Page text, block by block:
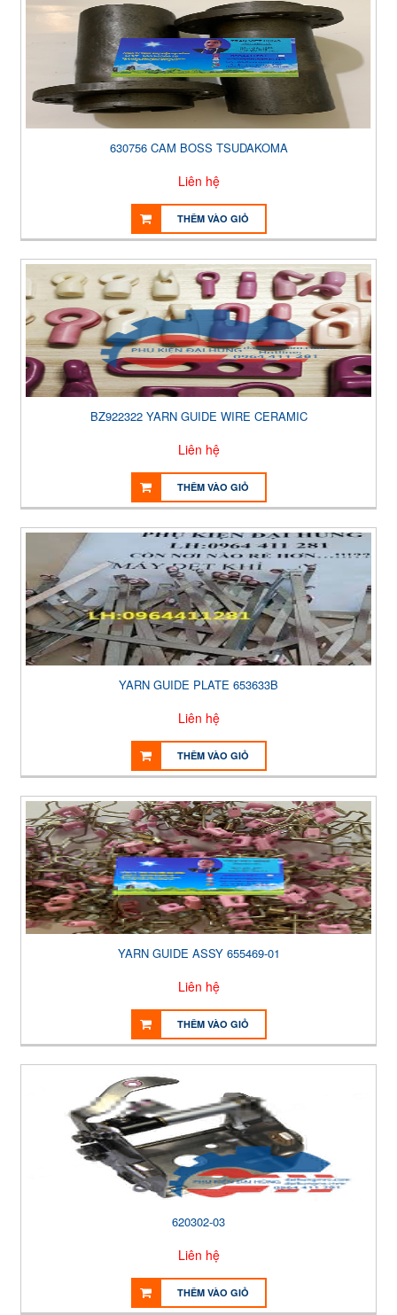
630756 CAM BOSS TSUDAKOMA
Liên hệ
THÊM VÀO GIỎ
BZ922322 YARN GUIDE WIRE CERAMIC
Liên hệ
THÊM VÀO GIỎ
YARN GUIDE PLATE 653633B
Liên hệ
THÊM VÀO GIỎ
YARN GUIDE ASSY 655469-01
Liên hệ
THÊM VÀO GIỎ
620302-03
Liên hệ
THÊM VÀO GIỎ